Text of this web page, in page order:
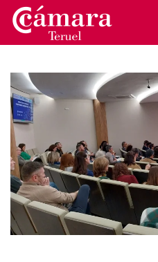
Skip to main content